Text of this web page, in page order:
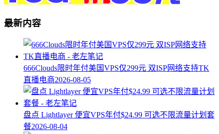
最新内容
666Clouds限时年付美国VPS仅299元 双ISP网络支持TK
直播电商2026-08-05
盘点 Lightlayer 便宜VPS年付$24.99 可选不限流量计划套
餐2026-08-04